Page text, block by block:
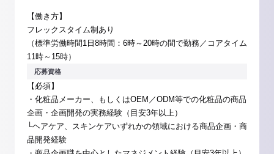
【働き方】
フレックスタイム制あり
（標準労働時間1日8時間：6時～20時の間で勤務／コアタイム
11時～15時）
応募資格
【必須】
・化粧品メーカー、もしくはOEM／ODM等での化粧品の商品
企画・企画開発の実務経験（目安3年以上）
└ヘアケア、スキンケアいずれかの領域における商品企画・商
品開発経験